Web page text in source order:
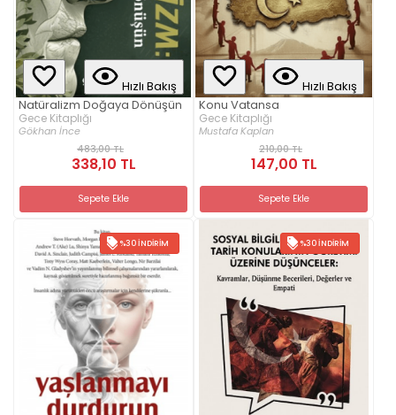
Hızlı Bakış
Natüralizm Doğaya Dönüşün
Gece Kitaplığı
Gökhan İnce
483,00 TL
338,10 TL
Sepete Ekle
Hızlı Bakış
Konu Vatansa
Gece Kitaplığı
Mustafa Kaplan
210,00 TL
147,00 TL
Sepete Ekle
%30 İNDIRIM %30 İNDIRIM